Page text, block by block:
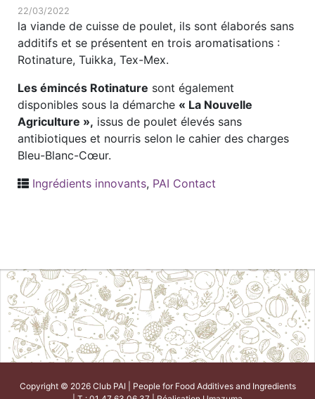
22/03/2022
la viande de cuisse de poulet, ils sont élaborés sans
additifs et se présentent en trois aromatisations :
Rotinature, Tuikka, Tex-Mex.
Les émincés Rotinature sont également
disponibles sous la démarche « La Nouvelle
Agriculture », issus de poulet élevés sans
antibiotiques et nourris selon le cahier des charges
Bleu-Blanc-Cœur.
Ingrédients innovants, PAI Contact
Copyright © 2026 Club PAI | People for Food Additives and Ingredients